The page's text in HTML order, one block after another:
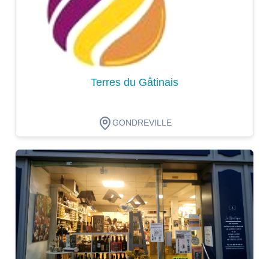
Terres du Gâtinais
GONDREVILLE
Dégustation